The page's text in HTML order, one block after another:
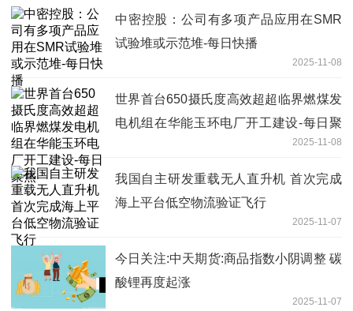
中密控股：公司有多项产品应用在SMR
试验堆或示范堆-每日快播
2025-11-08
世界首台650摄氏度高效超超临界燃煤发
电机组在华能玉环电厂开工建设-每日聚
2025-11-08
我国自主研发重载无人直升机 首次完成
海上平台低空物流验证飞行
2025-11-07
今日关注:中天期货:商品指数小阴调整 碳
酸锂再度起涨
2025-11-07